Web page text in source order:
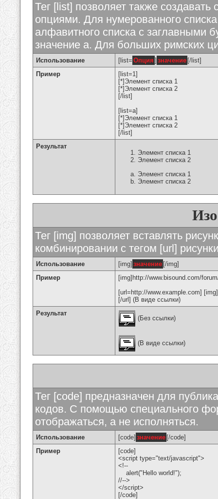
Тег [list] позволяет также
опциями. Для нумерованного
алфавитного списка с заглавными
значение а. Для больших римских
Использование [list= Опция ] значение [/list]
Пример
[list=1]
[*]Элемент списка 1
[*]Элемент списка 2
[/list]
[list=a]
[*]Элемент списка 1
[*]Элемент списка 2
[/list]
Результат
Элемент списка 1
Элемент списка 2
Элемент списка 1
Элемент списка 2
Тег [img] позволяет вставлять
комбинировании с тегом [url]
Использование [img] значение [/img]
Пример
[img]http://www.bisound.com/
[url=http://www.example.com]
[/url] (В виде ссылки)
Результат
(Без ссылки)
(В виде ссылки)
Тег [code] предназначен для
кодов. С помощью специального
отображаться, а не исполняться.
Использование [code] значение [/code]
Пример
[code]
<script type="text/javascript">
<!--
alert("Hello world!");
//-->
</script>
[/code]